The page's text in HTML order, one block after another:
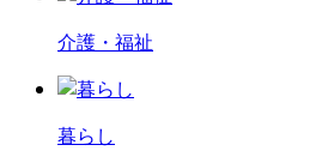
介護・福祉
暮らし